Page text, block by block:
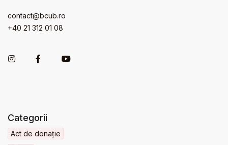
contact@bcub.ro
+40 21 312 01 08
Categorii
Act de donație